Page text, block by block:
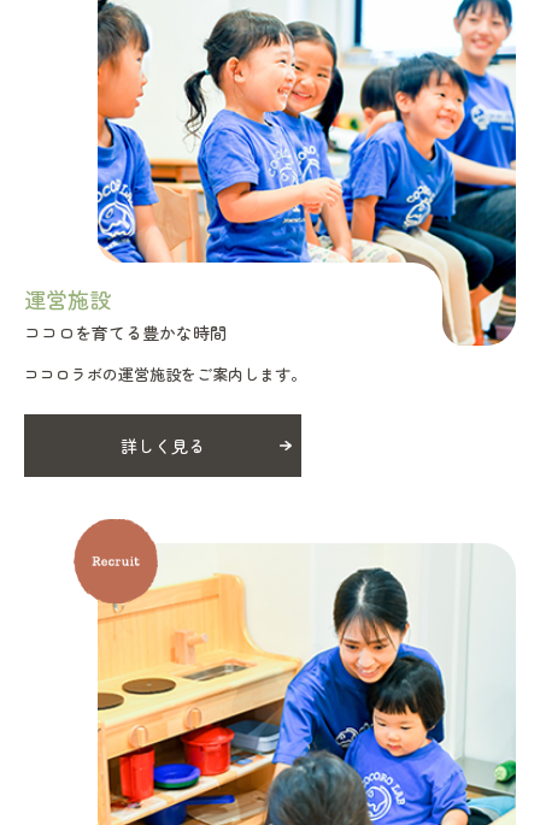
運営施設
ココロを育てる豊かな時間
ココロラボの運営施設をご案内します。
詳しく見る